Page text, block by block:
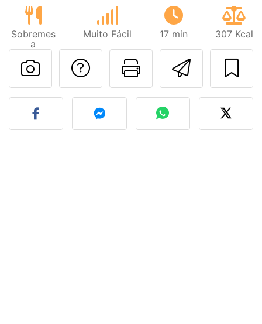
Sobremes
a
Muito Fácil 17 min 307 Kcal
Imprima
Falar com o autor
Fez esta receita?